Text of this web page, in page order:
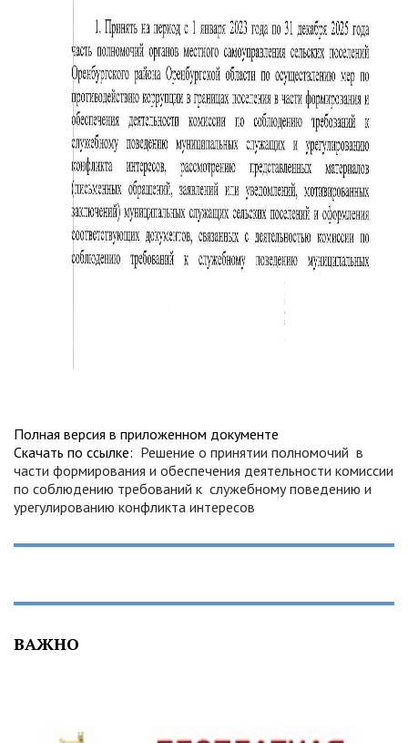
Полная версия в приложенном документе
Скачать по ссылке: Решение о принятии полномочий в
части формирования и обеспечения деятельности комиссии
по соблюдению требований к служебному поведению и
урегулированию конфликта интересов
ВАЖНО